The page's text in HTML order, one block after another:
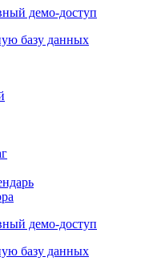
демо-доступ
базу данных
демо-доступ
базу данных